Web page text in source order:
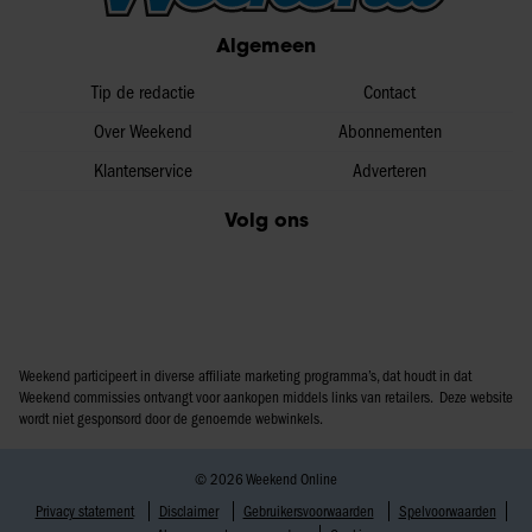
partners kunnen deze gegevens combineren met andere
informatie die u aan ze heeft verstrekt of die ze hebben
gaat akkoord met onze cookies als u onze website blijft
gebruiken.
Algemeen
Tip de redactie
Over Weekend
Klantenservice
Contact
Abonnementen
Adverteren
Volg ons
Weekend participeert in diverse affiliate marketing programma’s, dat houdt in dat
Weekend commissies ontvangt voor aankopen middels links van retailers. Deze website
wordt niet gesponsord door de genoemde webwinkels.
© 2026 Weekend Online
Privacy statement
Disclaimer Gebruikersvoorwaarden
Spelvoorwaarden